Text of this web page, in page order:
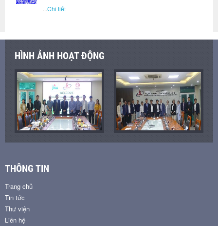
Chi tiết
HÌNH ẢNH HOẠT ĐỘNG
THÔNG TIN
Trang chủ
Tin tức
Thư viện
Liên hệ